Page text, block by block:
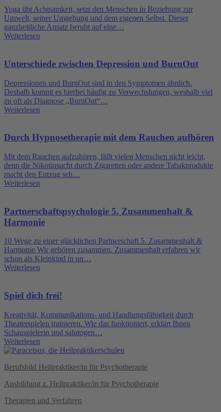
Yoga übt Achtsamkeit, setzt den Menschen in Beziehung zur
Umwelt, seiner Umgebung und dem eigenen Selbst. Dieser
ganzheitliche Ansatz beruht auf eine…
Weiterlesen
Unterschiede zwischen Depression und BurnOut
Depressionen und BurnOut sind in den Symptomen ähnlich.
Deshalb kommt es hierbei häufig zu Verwechslungen, weshalb viel
zu oft als Diagnose „BurnOut“…
Weiterlesen
Durch Hypnosetherapie mit dem Rauchen aufhören
Mit dem Rauchen aufzuhören, fällt vielen Menschen nicht leicht,
denn die Nikotinsucht durch Zigaretten oder andere Tabakprodukte
macht den Entzug seh…
Weiterlesen
Partnerschaftspsychologie 5. Zusammenhalt &
Harmonie
10 Wege zu einer glücklichen Partnerschaft 5. Zusammenhalt &
Harmonie Wir gehören zusammen. Zusammenhalt erfahren wir
schon als Kleinkind in un…
Weiterlesen
Spiel dich frei!
Kreativität, Kommunikations- und Handlungsfähigkeit durch
Theaterspielen trainieren. Wie das funktioniert, erklärt Ihnen
Schauspielerin und salutogen…
Weiterlesen
Berufsbild Heilpraktiker/in für Psychotherapie
Ausbildung z. Heilpraktiker/in für Psychotherapie
Therapien und Verfahren